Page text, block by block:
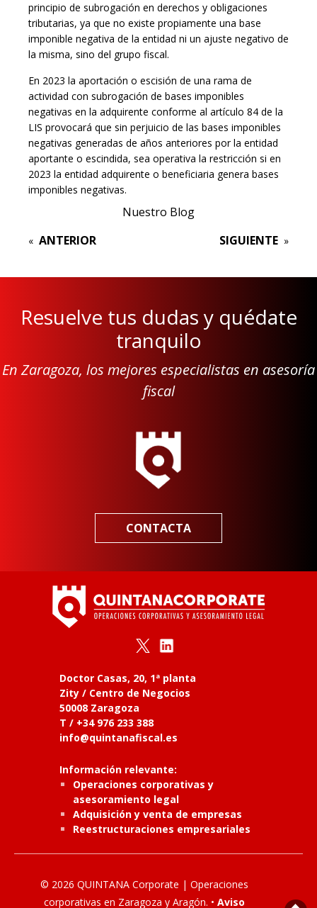
principio de subrogación en derechos y obligaciones
tributarias, ya que no existe propiamente una base
imponible negativa de la entidad ni un ajuste negativo de
la misma, sino del grupo fiscal.
En 2023 la aportación o escisión de una rama de
actividad con subrogación de bases imponibles
negativas en la adquirente conforme al artículo 84 de la
LIS provocará que sin perjuicio de las bases imponibles
negativas generadas de años anteriores por la entidad
aportante o escindida, sea operativa la restricción si en
2023 la entidad adquirente o beneficiaria genera bases
imponibles negativas.
Nuestro Blog
« ANTERIOR SIGUIENTE »
Resuelve tus dudas y quédate
tranquilo
En Zaragoza, los mejores especialistas en asesoría
fiscal
CONTACTA
Doctor Casas, 20, 1ª planta
Zity / Centro de Negocios
50008 Zaragoza
T / +34 976 233 388
info@quintanafiscal.es
Información relevante:
Operaciones corporativas y
asesoramiento legal
Adquisición y venta de empresas
Reestructuraciones empresariales
© 2026 QUINTANA Corporate | Operaciones
corporativas en Zaragoza y Aragón. • Aviso